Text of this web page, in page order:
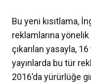
Bu yeni kısıtlama,
reklamlarına
çıkarılan yasayla,
yayınlarda bu tür
2016’da yürürlüğe